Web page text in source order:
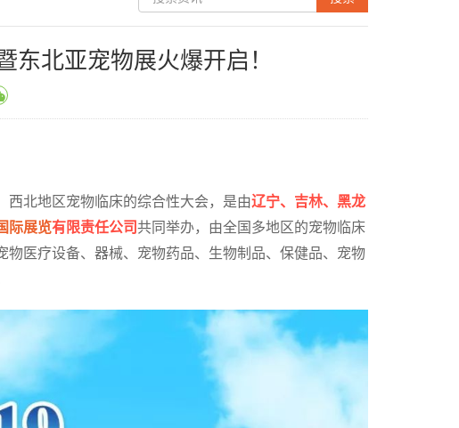
北亚宠物展火爆开启！
西北地区宠物临床的综合性大会，是由辽宁、吉林、黑龙
际展览有限责任公司共同举办，由全国多地区的宠物临床
医疗设备、器械、宠物药品、生物制品、保健品、宠物